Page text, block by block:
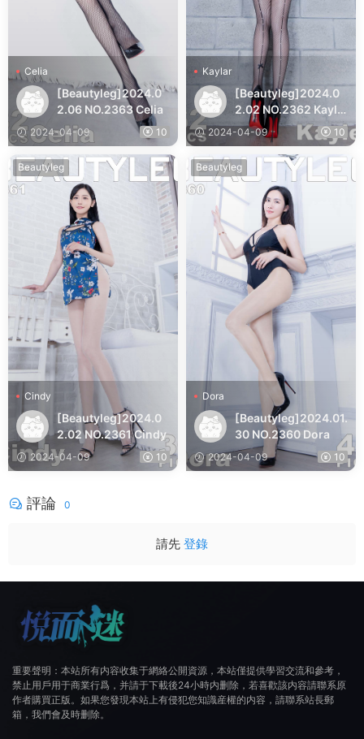
Celia
[Beautyleg]2024.0
2.06 NO.2363 Celia
2024-04-09 10
Kaylar
[Beautyleg]2024.0
2.02 NO.2362 Kayla
r
2024-04-09 10
Beautyleg
Cindy
[Beautyleg]2024.0
2.02 NO.2361 Cindy
2024-04-09 10
Beautyleg
Dora
[Beautyleg]2024.01.
30 NO.2360 Dora
2024-04-09 10
評論 0
請先 登錄
重要聲明：本站所有内容收集于網絡公開資源，本站僅提供學習交流和參考，
禁止用戶用于商業行爲，并請于下載後24小時内删除，若喜歡該内容請聯系原
作者購買正版。如果您發現本站上有侵犯您知識産權的内容，請聯系站長郵
箱，我們會及時删除。